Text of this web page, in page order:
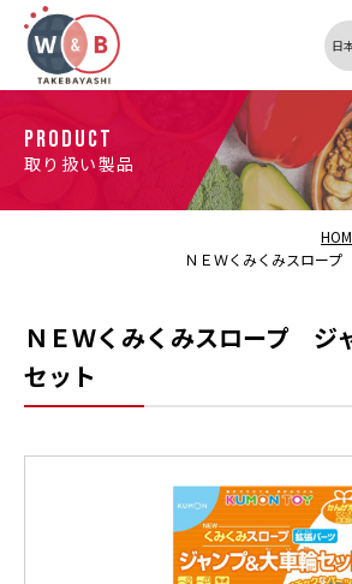
日
PRODUCT
取り扱い製品
ＮＥＷくみくみスロー
ＮＥＷくみくみスロープ ジ
セット